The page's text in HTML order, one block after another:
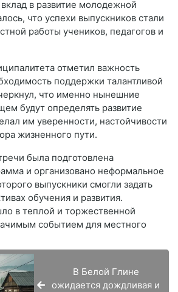
в развитие молодежной
что успехи выпускников стали
работы учеников, педагогов и
отметил важность
поддержки талантливой
что именно нынешние
будут определять развитие
им уверенности, настойчивости
жизненного пути.
была подготовлена
и организовано неформальное
выпускники смогли задать
обучения и развития.
в теплой и торжественной
событием для местного
В Белой Глине
ожидается дождливая и